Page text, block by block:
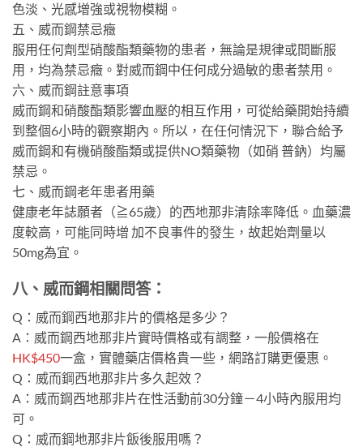
色淡、光感增強或視物模糊。
五、威而鋼禁忌癥
服用任何劑型硝酸酯類藥物的患者，無論是規律或間斷服
用，均為禁忌癥。對威而鋼中任何成分過敏的患者禁用。
六、威而鋼註意事項
威而鋼和硝酸酯類影響血壓的相互作用，可從給藥開始持續
到整個6小時的觀察期內。所以，在任何情況下，聯合給予
威而鋼和有機硝酸酯類或提供NO類藥物（如硝 普鈉）均屬
禁忌。
七、威而鋼老年患者用藥
健康老年誌願者（≧65歲）的西地那非清除率降低。血藥濃
度較高，可能同時增 加不良事件的發生，故起始劑量以
50mg為宜。
八、威而鋼相關問答：
Q：威而鋼西地那非片的價格是多少？
A：威而鋼西地那非片實時價格或有調整，一般價格在
HK$450一盒，實體藥店價格貴一些，網路訂購更優惠。
Q：威而鋼西地那非片多久起效？
A：威而鋼西地那非片在性活動前30分鐘－4小時內服用均
可。
Q：威而鋼地那非片飯後服用嗎？